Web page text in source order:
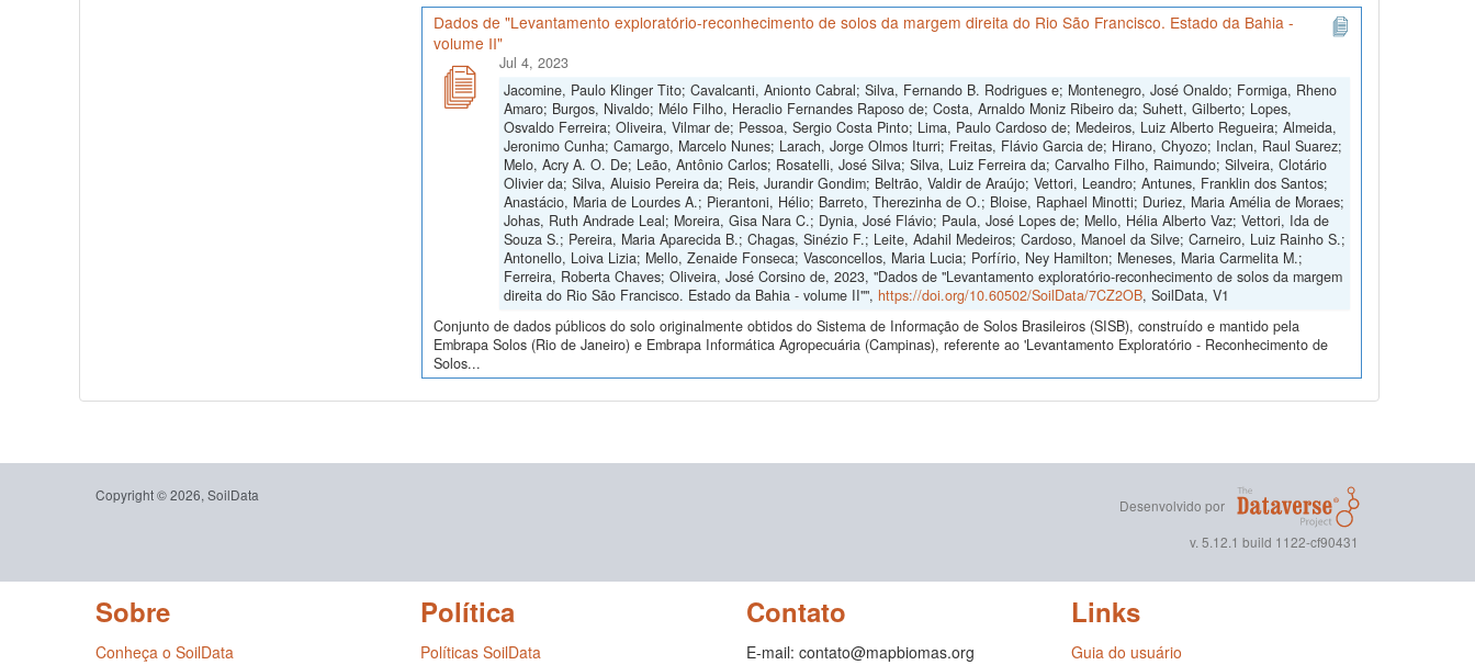
Dados de "Levantamento exploratório-reconhecimento de solos da margem direita do Rio São Francisco. Estado da Bahia -
volume II"
Jul 4, 2023
Jacomine, Paulo Klinger Tito; Cavalcanti, Anionto Cabral; Silva, Fernando B. Rodrigues e; Montenegro, José Onaldo; Formiga, Rheno
Amaro; Burgos, Nivaldo; Mélo Filho, Heraclio Fernandes Raposo de; Costa, Arnaldo Moniz Ribeiro da; Suhett, Gilberto; Lopes,
Osvaldo Ferreira; Oliveira, Vilmar de; Pessoa, Sergio Costa Pinto; Lima, Paulo Cardoso de; Medeiros, Luiz Alberto Regueira; Almeida,
Jeronimo Cunha; Camargo, Marcelo Nunes; Larach, Jorge Olmos Iturri; Freitas, Flávio Garcia de; Hirano, Chyozo; Inclan, Raul Suarez;
Melo, Acry A. O. De; Leão, Antônio Carlos; Rosatelli, José Silva; Silva, Luiz Ferreira da; Carvalho Filho, Raimundo; Silveira, Clotário
Olivier da; Silva, Aluisio Pereira da; Reis, Jurandir Gondim; Beltrão, Valdir de Araújo; Vettori, Leandro; Antunes, Franklin dos Santos;
Anastácio, Maria de Lourdes A.; Pierantoni, Hélio; Barreto, Therezinha de O.; Bloise, Raphael Minotti; Duriez, Maria Amélia de Moraes;
Johas, Ruth Andrade Leal; Moreira, Gisa Nara C.; Dynia, José Flávio; Paula, José Lopes de; Mello, Hélia Alberto Vaz; Vettori, Ida de
Souza S.; Pereira, Maria Aparecida B.; Chagas, Sinézio F.; Leite, Adahil Medeiros; Cardoso, Manoel da Silve; Carneiro, Luiz Rainho S.;
Antonello, Loiva Lizia; Mello, Zenaide Fonseca; Vasconcellos, Maria Lucia; Porfírio, Ney Hamilton; Meneses, Maria Carmelita M.;
Ferreira, Roberta Chaves; Oliveira, José Corsino de, 2023, "Dados de "Levantamento exploratório-reconhecimento de solos da margem
direita do Rio São Francisco. Estado da Bahia - volume II"", https://doi.org/10.60502/SoilData/7CZ2OB, SoilData, V1
Conjunto de dados públicos do solo originalmente obtidos do Sistema de Informação de Solos Brasileiros (SISB), construído e mantido pela
Embrapa Solos (Rio de Janeiro) e Embrapa Informática Agropecuária (Campinas), referente ao 'Levantamento Exploratório - Reconhecimento de
Solos...
Copyright © 2026, SoilData
Desenvolvido por
v. 5.12.1 build 1122-cf90431
Sobre
Conheça o SoilData
Política
Políticas SoilData
Contato
E-mail: contato@mapbiomas.org
Links
Guia do usuário